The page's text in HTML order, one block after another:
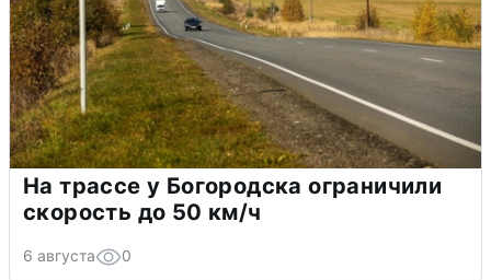
На трассе у Богородска ограничили
скорость до 50 км/ч
6 августа 0